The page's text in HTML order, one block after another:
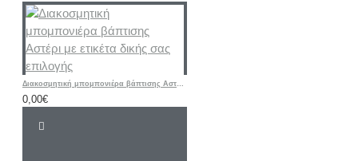
Διακοσμητική μπομπονιέρα βάπτισης Αστέρι με ετικέτα δικής σας επιλογής
0,00€